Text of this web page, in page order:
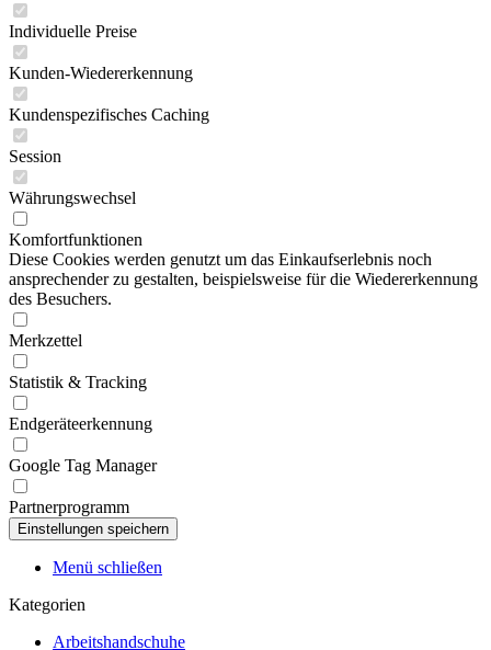
Individuelle Preise
Kunden-Wiedererkennung
Kundenspezifisches Caching
Session
Währungswechsel
Komfortfunktionen
Diese Cookies werden genutzt um das Einkaufserlebnis noch
ansprechender zu gestalten, beispielsweise für die Wiedererkennung
des Besuchers.
Merkzettel
Statistik & Tracking
Endgeräteerkennung
Google Tag Manager
Partnerprogramm
Menü schließen
Kategorien
Arbeitshandschuhe